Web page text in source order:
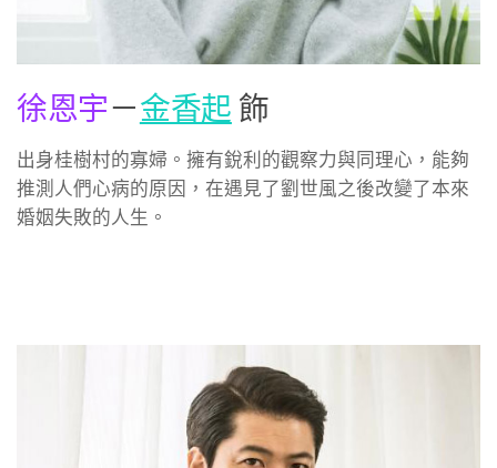
徐恩宇－金香起 飾
出身桂樹村的寡婦。擁有銳利的觀察力與同理心，能夠
推測人們心病的原因，在遇見了劉世風之後改變了本來
婚姻失敗的人生。